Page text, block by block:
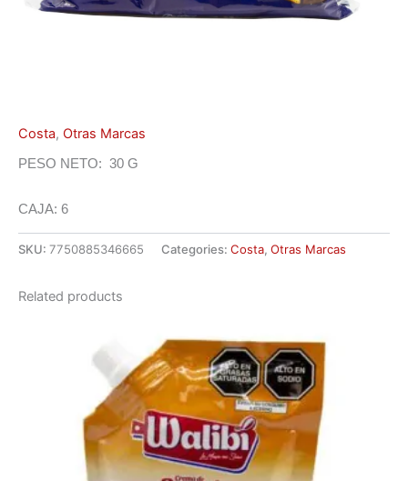
Costa, Otras Marcas
PESO NETO: 30 G
CAJA: 6
SKU: 7750885346665 Categories: Costa, Otras Marcas
Related products